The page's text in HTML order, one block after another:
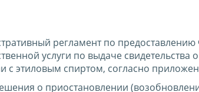
регламент по
услуги по выдаче
с этиловым спиртом, согласно
о приостановлении